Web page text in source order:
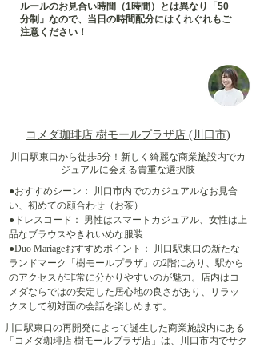
ルールのお見合い時間（1時間）とは異なり「50
分制」なので、当日の時間配分にはくれぐれもご
注意ください！
コメダ珈琲店 樹モールプラザ店 (川口市)
川口駅東口から徒歩5分！新しく綺麗な商業施設内でカ
ジュアルに会える貴重な選択肢
●おすすめシーン： 川口市内でのカジュアルなお見合
い、初めての顔合わせ（お茶）
●ドレスコード： 男性はスマートカジュアル、女性は上
品なブラウスやきれいめな服装
●Duo Mariageおすすめポイント： 川口駅東口の新たな
ランドマーク「樹モールプラザ」の2階にあり、駅から
のアクセスが非常に分かりやすいのが魅力。店内はコ
メダならではの安定した居心地の良さがあり、リラッ
クスして初対面の会話を楽しめます。
川口駅東口の再開発によって誕生した商業施設内にある
「コメダ珈琲店 樹モールプラザ店」は、川口市内でサク